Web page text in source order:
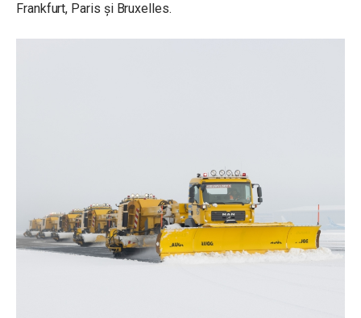
Frankfurt, Paris și Bruxelles.